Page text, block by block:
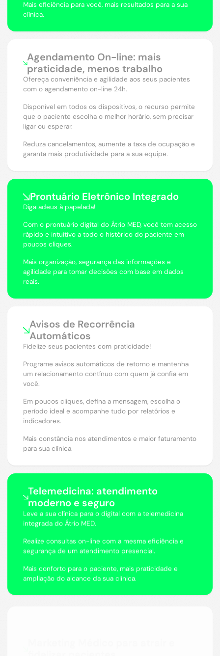
Mais eficiência para você, mais resultados para a sua
clínica.
Agendamento On-line: mais
praticidade, menos trabalho
Ofereça conveniência e agilidade aos seus pacientes
com o agendamento on-line 24h.
Disponível em todos os dispositivos, o recurso permite
que o paciente escolha o melhor horário, sem precisar
ligar ou esperar.
Reduza cancelamentos, aumente a taxa de ocupação e
garanta mais produtividade para a sua equipe.
Prontuário Eletrônico Integrado
Diga adeus à papelada!
Com o prontuário digital do Átrio MED, você tem acesso
rápido e intuitivo a todo o histórico do paciente em
poucos cliques.
Mais organização, segurança das informações e
agilidade para tomar decisões com base em dados
reais.
Avisos de Recorrência
Automáticos
Fidelize seus pacientes com praticidade!
Programe avisos automáticos de retorno e mantenha
um relacionamento contínuo com quem já confia em
você.
Em poucos cliques, defina a mensagem, escolha o
período ideal e acompanhe tudo por relatórios e
indicadores.
Mais constância nos atendimentos e maior faturamento
para sua clínica.
Telemedicina: atendimento
moderno e seguro
Leve a sua clínica para o digital com a telemedicina
integrada do Átrio MED.
Realize consultas on-line com a mesma eficiência e
segurança de um atendimento presencial.
Mais conforto para o paciente, mais praticidade e
ampliação do alcance da sua clínica.